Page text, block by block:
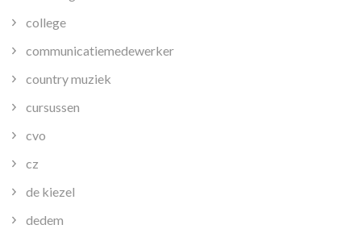
college
communicatiemedewerker
country muziek
cursussen
cvo
cz
de kiezel
dedem